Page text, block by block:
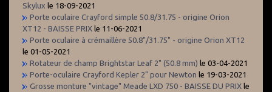
Skylux le 18-09-2021
Porte oculaire Crayford simple 50.8/31.75 - origine Orion
XT12 - BAISSE PRIX le 11-06-2021
Porte oculaire à crémaillère 50.8"/31.75" - origine Orion XT12
le 01-05-2021
Rotateur de champ Brightstar Leaf 2" (50.8 mm) le 03-04-2021
Porte-oculaire Crayford Kepler 2" pour Newton le 19-03-2021
Grosse monture "vintage" Meade LXD 750 - BAISSE DU PRIX le